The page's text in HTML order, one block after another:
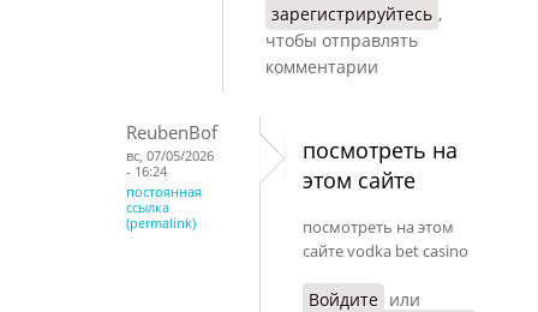
зарегистрируйтесь ,
чтобы отправлять
комментарии
ReubenBof
вс, 07/05/2026
- 16:24
постоянная
ссылка
(permalink)
посмотреть на
этом сайте
посмотреть на этом
сайте vodka bet casino
Войдите или